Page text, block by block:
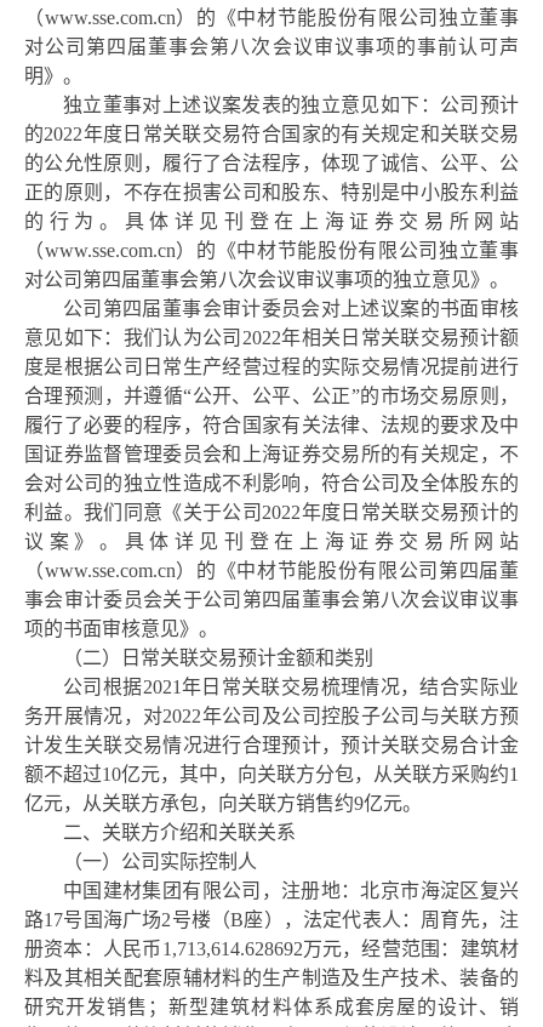
（www.sse.com.cn）的《中材节能股份有限公司独立董事
对公司第四届董事会第八次会议审议事项的事前认可声
明》。
独立董事对上述议案发表的独立意见如下：公司预计
的2022年度日常关联交易符合国家的有关规定和关联交易
的公允性原则，履行了合法程序，体现了诚信、公平、公
正的原则，不存在损害公司和股东、特别是中小股东利益
的行为。具体详见刊登在上海证券交易所网站
（www.sse.com.cn）的《中材节能股份有限公司独立董事
对公司第四届董事会第八次会议审议事项的独立意见》。
公司第四届董事会审计委员会对上述议案的书面审核
意见如下：我们认为公司 2022年相关日常关联交易预计额
度是根据公司日常生产经营过程的实际交易情况提前进行
合理预测，并遵循“公开、公平、公正”的市场交易原则，
履行了必要的程序，符合国家有关法律、法规的要求及中
国证券监督管理委员会和上海证券交易所的有关规定，不
会对公司的独立性造成不利影响，符合公司及全体股东的
利益。我们同意《关于公司2022年度日常关联交易预计的
议案 》。具体详见刊登在上海证券交易所网站
（www.sse.com.cn）的《中材节能股份有限公司第四届董
事会审计委员会关于公司第四届董事会第八次会议审议事
项的书面审核意见》。
（二）日常关联交易预计金额和类别
公司根据2021年日常关联交易梳理情况，结合实际业
务开展情况，对2022年公司及公司控股子公司与关联方预
计发生关联交易情况进行合理预计，预计关联交易合计金
额不超过10亿元，其中，向关联方分包，从关联方采购约1
亿元，从关联方承包，向关联方销售约9亿元。
二、关联方介绍和关联关系
（一）公司实际控制人
中国建材集团有限公司，注册地：北京市海淀区复兴
路17号国海广场2号楼（B座），法定代表人：周育先，注
册资本：人民币1 ,713,614.628692万元，经营范围：建筑材
料及其相关配套原辅材料的生产制造及生产技术、装备的
研究开发销售；新型建筑材料体系成套房屋的设计、销